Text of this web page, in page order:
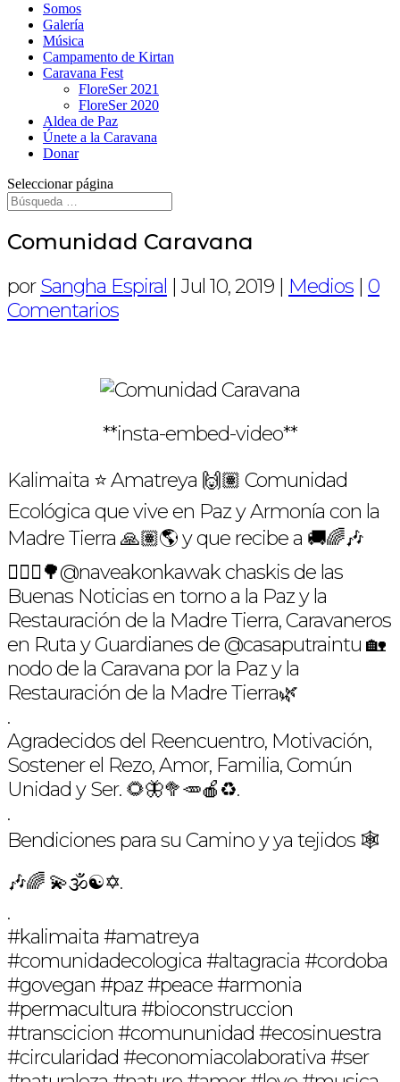
Somos
Galería
Música
Campamento de Kirtan
Caravana Fest
FloreSer 2021
FloreSer 2020
Aldea de Paz
Únete a la Caravana
Donar
Seleccionar página
Comunidad Caravana
porSangha Espiral |Jul 10, 2019 | Medios | 0
Comentarios
**insta-embed-video**
Kalimaita ⭐️ Amatreya 🙌🏽 Comunidad
Ecológica que vive en Paz y Armonía con la
Madre Tierra 🙏🏽🌎 y que recibe a 🚚🌈🎶
🧘🏻‍♀️🌳@naveakonkawak chaskis de las
Buenas Noticias en torno a la Paz y la
Restauración de la Madre Tierra, Caravaneros
en Ruta y Guardianes de @casaputraintu 🏡
nodo de la Caravana por la Paz y la
Restauración de la Madre Tierra🌿
.
Agradecidos del Reencuentro, Motivación,
Sostener el Rezo, Amor, Familia, Común
Unidad y Ser. 🌻🦋🥦🥕🍎♻️.
.
Bendiciones para su Camino y ya tejidos 🕸
🎶🌈 💫🕉☯️✡️.
.
#kalimaita #amatreya
#comunidadecologica #altagracia #cordoba
#govegan #paz #peace #armonia
#permacultura #bioconstruccion
#transcicion #comununidad #ecosinuestra
#circularidad #economiacolaborativa #ser